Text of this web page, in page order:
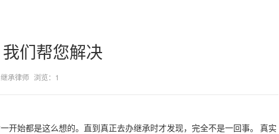
们帮您解决
承律师 浏览：1
开始都是这么想的。直到真正去办继承时才发现，完全不是一回事。 真实